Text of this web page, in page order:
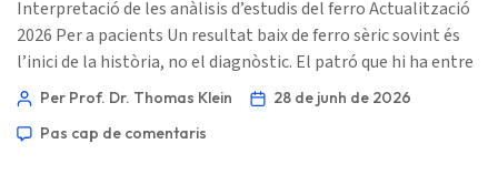
Interpretació de les anàlisis d’estudis del ferro Actualització
2026 Per a pacients Un resultat baix de ferro sèric sovint és
l’inici de la història, no el diagnòstic. El patró que hi ha entre
ferritina, saturació de transferrina, TIBC, CRP i la CBC
2026 📝 Publicat: 28 de juny de 2026 🩺 Revisat mèdicament:
Per Prof. Dr. Thomas Klein
28 de junh de 2026
Pas cap de comentaris